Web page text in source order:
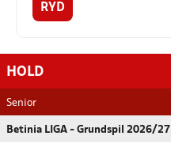
RYD
HOLD
Senior
Betinia LIGA - Grundspil 2026/27